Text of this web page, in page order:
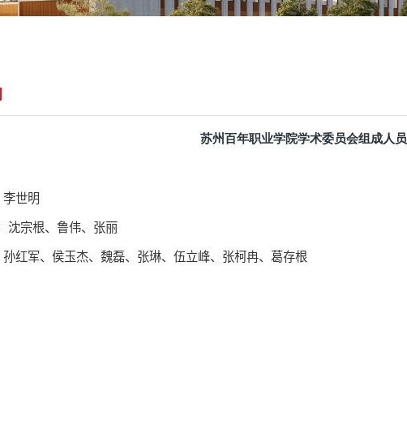
苏州百年职业学院学术委员会组成人员
世明
沈宗根、鲁伟、张丽
红军、侯玉杰、魏磊、张琳、伍立峰、张柯冉、葛存根